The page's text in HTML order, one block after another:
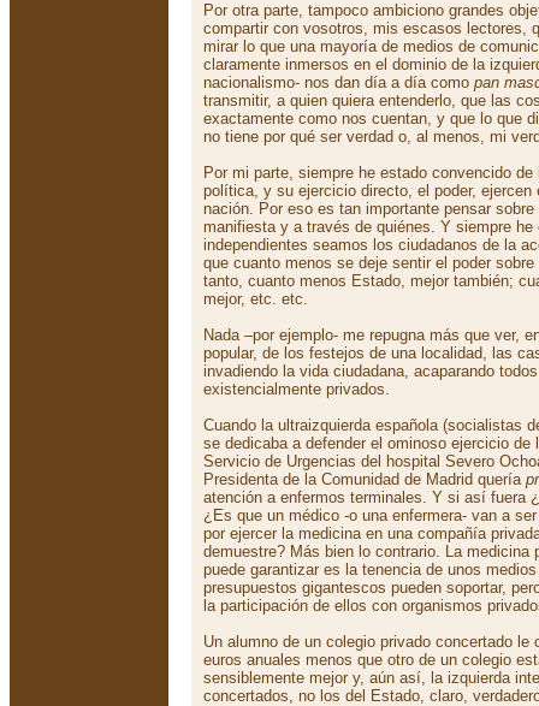
Por otra parte, tampoco ambiciono grandes
compartir con vosotros, mis escasos lectores,
mirar lo que una mayoría de medios de
claramente inmersos en el dominio de la
nacionalismo- nos dan día a día como pan
transmitir, a quien quiera entenderlo, que las
exactamente como nos cuentan, y que lo que
no tiene por qué ser verdad o, al menos, mi
Por mi parte, siempre he estado convencido
política, y su ejercicio directo, el poder, ejercen
nación. Por eso es tan importante pensar
manifiesta y a través de quiénes. Y siempre
independientes seamos los ciudadanos de la
que cuanto menos se deje sentir el poder
tanto, cuanto menos Estado, mejor también;
mejor, etc. etc.
Nada –por ejemplo- me repugna más que ver,
popular, de los festejos de una localidad, las
invadiendo la vida ciudadana, acaparando
existencialmente privados.
Cuando la ultraizquierda española (socialistas
se dedicaba a defender el ominoso ejercicio de
Servicio de Urgencias del hospital Severo
Presidenta de la Comunidad de Madrid quería
atención a enfermos terminales. Y si así fuera
¿Es que un médico -o una enfermera- van a
por ejercer la medicina en una compañía
demuestre? Más bien lo contrario. La medicina
puede garantizar es la tenencia de unos
presupuestos gigantescos pueden soportar,
la participación de ellos con organismos
Un alumno de un colegio privado concertado
euros anuales menos que otro de un colegio
sensiblemente mejor y, aún así, la izquierda
concertados, no los del Estado, claro,